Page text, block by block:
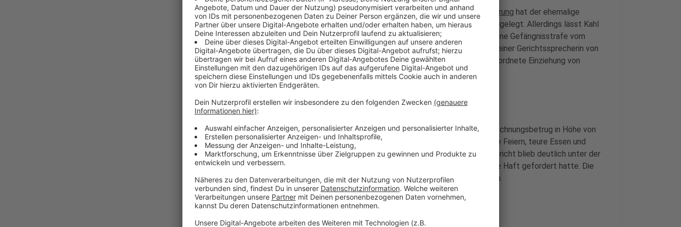
Nach derVerurteilung zu einer zweijährigen Haftstrafe auf Bewährung hat der ehemalige
Vorstandschef der Sparda-Bank Münster, Enrico Kahl, Revision eingelegt. Allerdings lässt Kahl
nicht die vom Landgericht Münster am 28. Oktober ausgesprochene Gefängnisstrafe vom
Bundesgerichtshof (BGH) in Karlsruhe überprüfen. Nach Angaben einer Gerichtssprecherin von
Montag (07.11.) geht Kahl gegen die vom Gericht zusätzlich angeordnete Einziehung von
knapp 200.000 Euro vor.
Kahl hat im Prozess einen Teil der Vorwürfe um Spesen- und Abrechnungsbetrug in Höhe von
rund 460 000 Euro eingeräumt. Dabei hatte er in 141 Fällen private Feiern, teure Essen und
Konzertbesuche von seinem Arbeitgeber bezahlen lassen. Das Gericht blieb deutlich unter der
Forderung der Staatsanwaltschaft, die drei Jahre und drei Monate Haft gefordert hatte. Die
Verteidiger hatten sich für eine Bewährungsstrafe ausgesprochen.
Anzeige